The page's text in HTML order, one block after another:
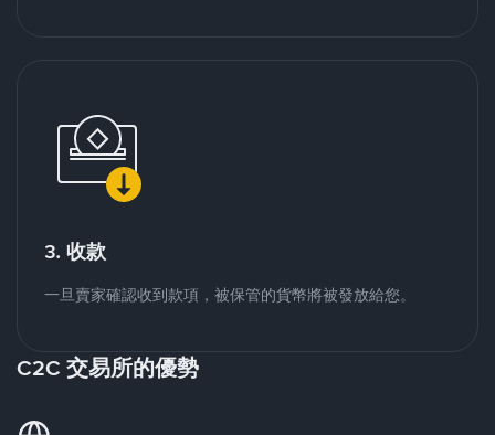
3. 收款
一旦賣家確認收到款項，被保管的貨幣將被發放給您。
C2C 交易所的優勢